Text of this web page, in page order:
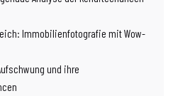
Immobilienfotografie mit Wow-
und ihre